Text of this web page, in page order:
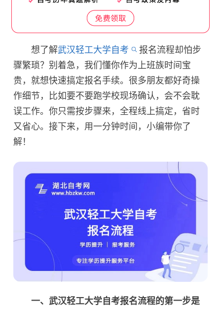
想了解武汉轻工大学自考
报名流程却怕步
骤繁琐？别着急，我们懂你作为上班族时间宝
贵，就想快速搞定报名手续。很多朋友都好奇操
作细节，比如要不要跑学校现场确认，会不会耽
误工作。你只需按步骤来，全程线上搞定，省时
又省心。接下来，用一分钟时间，小编带你了
解！
一、武汉轻工大学自考报名流程的第一步是